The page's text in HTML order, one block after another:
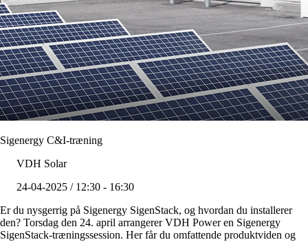
Sigenergy C&I-træning
VDH Solar
24-04-2025 / 12:30 - 16:30
Er du nysgerrig på Sigenergy SigenStack, og hvordan du installerer
den? Torsdag den 24. april arrangerer VDH Power en Sigenergy
SigenStack-træningssession. Her får du omfattende produktviden og